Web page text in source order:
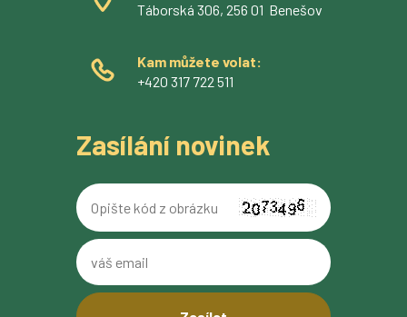
Táborská 306, 256 01 Benešov
Kam můžete volat:
+420 317 722 511
Zasílání novinek
Opište
kód
váš
email